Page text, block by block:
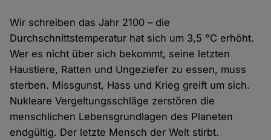
Wir schreiben das Jahr 2100 – die
Durchschnittstemperatur hat sich um 3,5 °C erhöht.
Wer es nicht über sich bekommt, seine letzten
Haustiere, Ratten und Ungeziefer zu essen, muss
sterben. Missgunst, Hass und Krieg greift um sich.
Nukleare Vergeltungsschläge zerstören die
menschlichen Lebensgrundlagen des Planeten
endgültig. Der letzte Mensch der Welt stirbt.